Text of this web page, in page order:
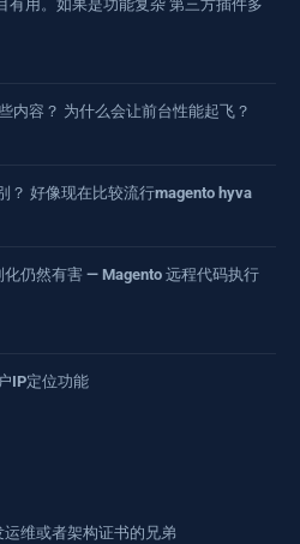
有用。如果是功能复杂 第三方插件多
内容？ 为什么会让前台性能起飞？
？ 好像现在比较流行magento hyva
仍然有害 — Magento 远程代码执行
IP定位功能
维或者架构证书的兄弟